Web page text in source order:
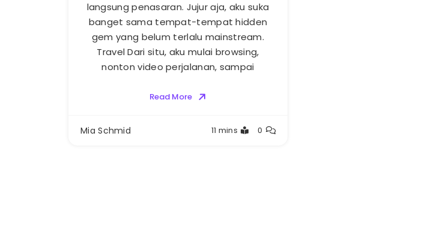
langsung penasaran. Jujur aja, aku suka
banget sama tempat-tempat hidden
gem yang belum terlalu mainstream.
Travel Dari situ, aku mulai browsing,
nonton video perjalanan, sampai
Read More
Mia Schmid 11 mins 0